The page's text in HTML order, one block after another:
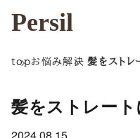
Persil
topお悩み解決 髪をストレ
髪をストレー